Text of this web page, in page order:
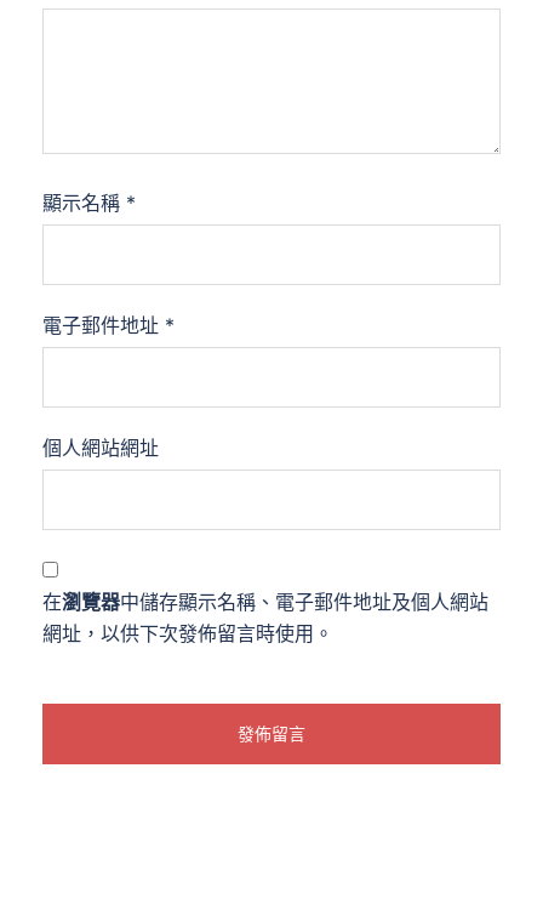
顯示名稱 *
電子郵件地址 *
個人網站網址
在瀏覽器中儲存顯示名稱、電子郵件地址及個人網站
網址，以供下次發佈留言時使用。